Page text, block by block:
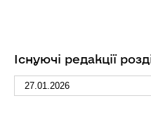
Існуючі редакції
Технічна допомога в